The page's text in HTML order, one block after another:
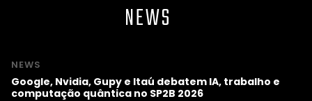
NEWS
NEWS
Google, Nvidia, Gupy e Itaú debatem IA, trabalho e
computação quântica no SP2B 2026